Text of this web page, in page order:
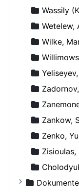
Wassily
Wetelew,
Wilke,
Zankow,
Zenko,
Zisioulas,
Dokumente